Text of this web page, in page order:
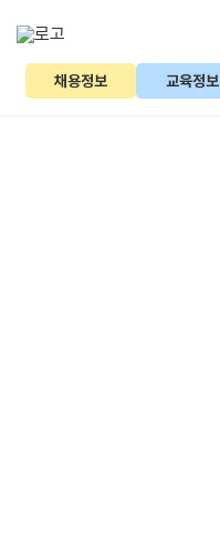
채용정보 교육정보